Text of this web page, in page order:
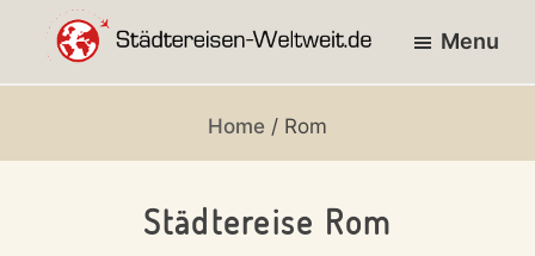
primary
main
footer
WELTWEIT.DE
entdecke
Menu
Home / Rom
Städtereise Rom